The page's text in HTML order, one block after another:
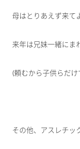
母はとりあえず来て
来年は兄妹一緒に
(頼むから子供らだ
その他、アスレチッ